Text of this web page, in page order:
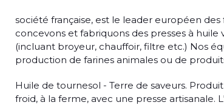
société française, est le leader européen des
concevons et fabriquons des presses à huile
(incluant broyeur, chauffoir, filtre etc.) Nos
production de farines animales ou de
Huile de tournesol - Terre de saveurs.
froid, à la ferme, avec une presse artisanale.